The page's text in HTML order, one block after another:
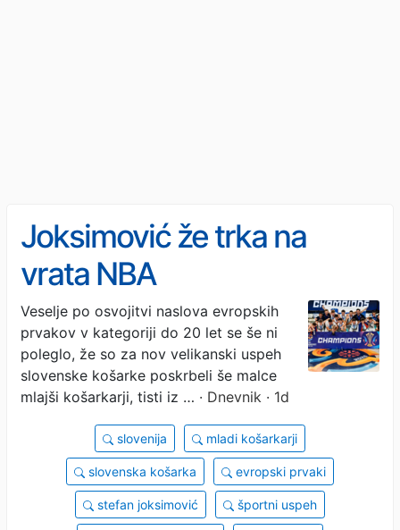
Joksimović že trka na
vrata NBA
Veselje po osvojitvi naslova evropskih
prvakov v kategoriji do 20 let se še ni
poleglo, že so za nov velikanski uspeh
slovenske košarke poskrbeli še malce
mlajši košarkarji, tisti iz … · Dnevnik · 1d
slovenija mladi košarkarji
slovenska košarka evropski prvaki
stefan joksimović športni uspeh